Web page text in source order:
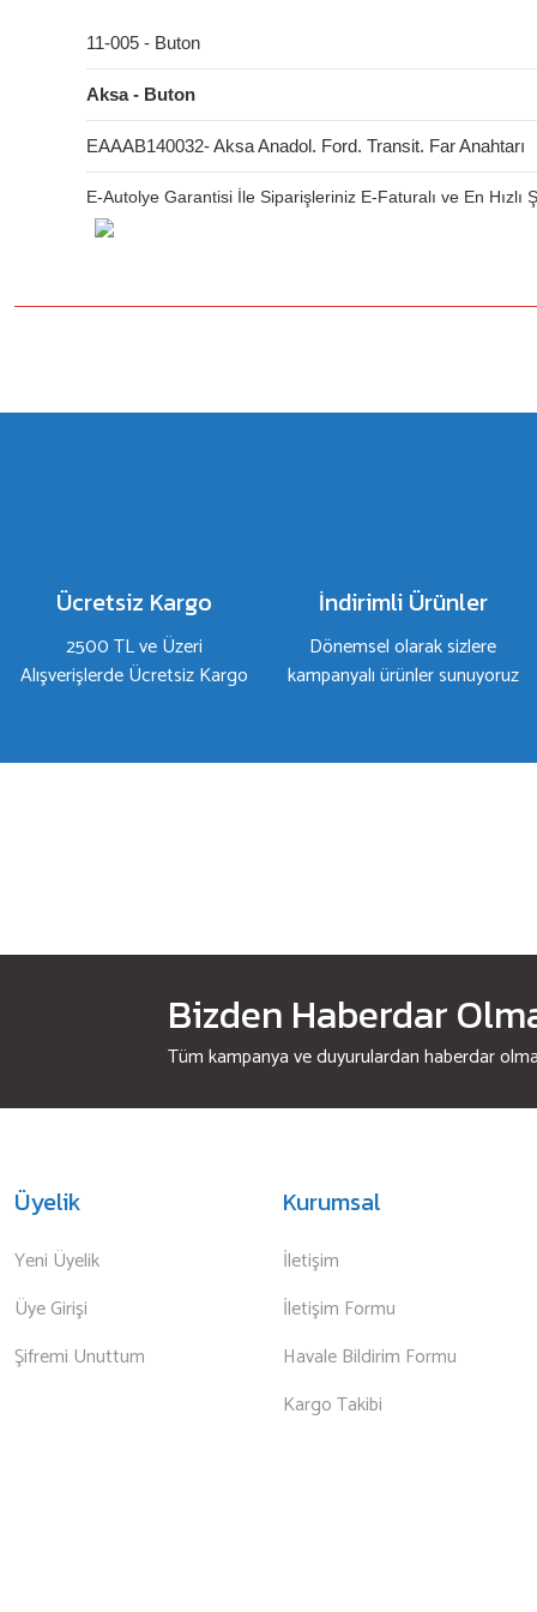
11-005 - Buton
Aksa - Buton
EAAAB140032- Aksa Anadol. Ford. Transit. Far Anahtarı
E-Autolye Garantisi İle Siparişleriniz E-Faturalı ve En Hızlı
Bu ürüne benzer farklı alternatifler olmalı.
Ücretsiz Kargo
2500 TL ve Üzeri
Alışverişlerde Ücretsiz Kargo
İndirimli Ürünler
Dönemsel olarak sizlere
kampanyalı ürünler sunuyoruz
Bizden Haberdar
Tüm kampanya ve duyurulardan haberdar
Üyelik
Yeni Üyelik
Üye Girişi
Şifremi Unuttum
Kurumsal
İletişim
İletişim Formu
Havale Bildirim Formu
Kargo Takibi